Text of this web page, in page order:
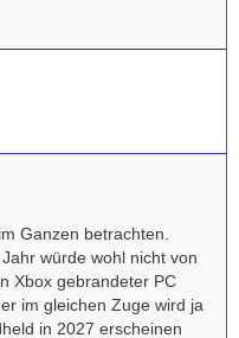
Ganzen betrachten.
würde wohl nicht von
Xbox gebrandeter PC
im gleichen Zuge wird ja
in 2027 erscheinen